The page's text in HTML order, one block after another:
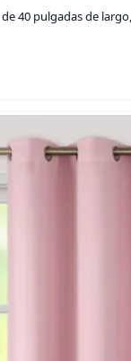
40 pulgadas de